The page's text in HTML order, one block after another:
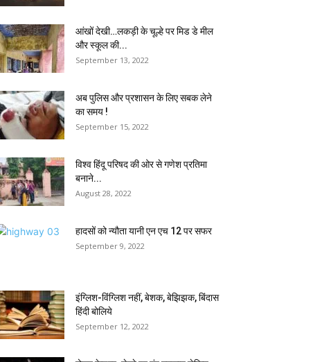
आंखों देखी…लकड़ी के चूल्हे पर मिड डे मील
और स्कूल की...
September 13, 2022
अब पुलिस और प्रशासन के लिए सबक लेने
का समय !
September 15, 2022
विश्व हिंदू परिषद की ओर से गणेश प्रतिमा
बनाने...
August 28, 2022
हादसों को न्यौता यानी एन एच 12 पर सफर
September 9, 2022
इंग्लिश-विंग्लिश नहीं, बेशक, बेझिझक, बिंदास
हिंदी बोलिये
September 12, 2022